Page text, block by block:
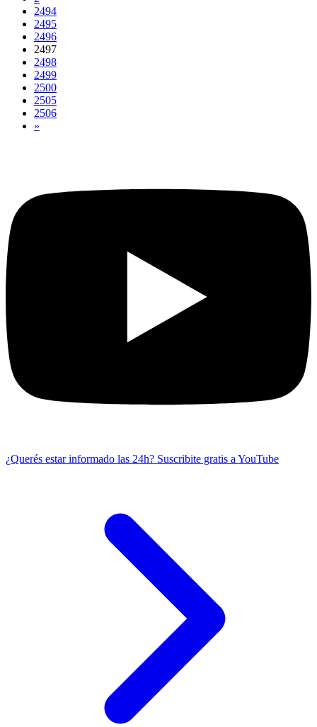
2494
2495
2496
2497
2498
2499
2500
2505
2506
»
¿Querés estar informado las 24h? Suscribite gratis a YouTube